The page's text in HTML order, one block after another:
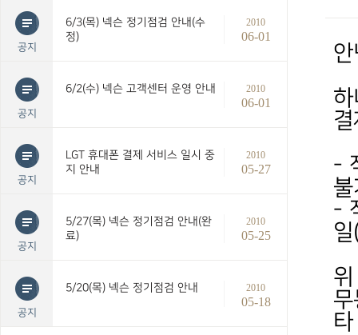
공지
6/3(목) 넥슨 정기점검 안내(수
정)
2010
06-01
공지
6/2(수) 넥슨 고객센터 운영 안내 2010
06-01
공지
LGT 휴대폰 결제 서비스 일시 중
지 안내
2010
05-27
공지
5/27(목) 넥슨 정기점검 안내(완
료)
2010
05-25
공지
5/20(목) 넥슨 정기점검 안내 2010
05-18
-
-